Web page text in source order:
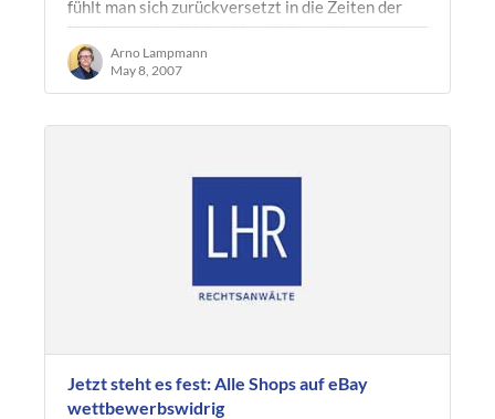
fühlt man sich zurückversetzt in die Zeiten der
Unruhe um das "Heise-Urteil". So soll das
Landgericht Hamburg in Sachen…
Arno Lampmann
May 8, 2007
Jetzt steht es fest: Alle Shops auf eBay
wettbewerbswidrig